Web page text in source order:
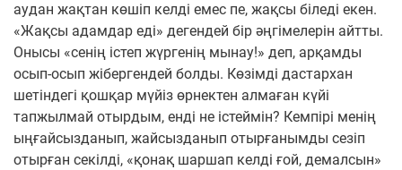
аудан жақтан көшіп келді емес пе, жақсы біледі екен.
«Жақсы адамдар еді» дегендей бір әңгімелерін айтты.
Онысы «сенің істеп жүргенің мынау!» деп, арқамды
осып-осып жібергендей болды. Көзімді дастархан
шетіндегі қошқар мүйіз өрнектен алмаған күйі
тапжылмай отырдым, енді не істеймін? Кемпірі менің
ыңғайсызданып, жайсызданып отырғанымды сезіп
отырған секілді, «қонақ шаршап келді ғой, демалсын»